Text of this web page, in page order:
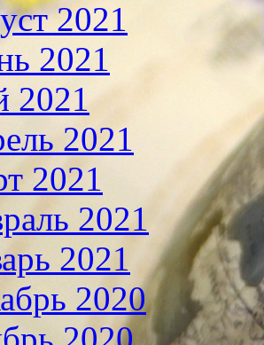
2021
2021
2021
2021
2021
2021
2021
2020